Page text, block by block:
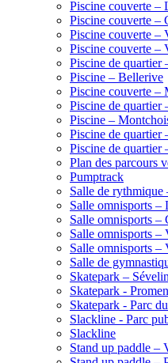
Piscine couverte –
Piscine couverte –
Piscine couverte –
Piscine couverte –
Piscine de quartier
Piscine – Bellerive
Piscine couverte –
Piscine de quartier
Piscine –
Piscine de quartier
Piscine de
Plan des parcours
Pumptrack
Salle de rythmique
Salle omnisports –
Salle omnisports –
Salle omnisports –
Salle omnisports
Salle de
Skatepark –
Skatepark -
Skatepark - Parc
Slackline - Parc
Slackline
Stand up paddle –